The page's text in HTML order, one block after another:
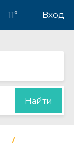
11° Вход
Найти